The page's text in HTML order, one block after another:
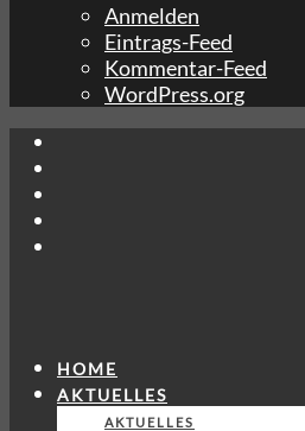
Anmelden
Eintrags-Feed
Kommentar-Feed
WordPress.org
HOME
AKTUELLES
AKTUELLES